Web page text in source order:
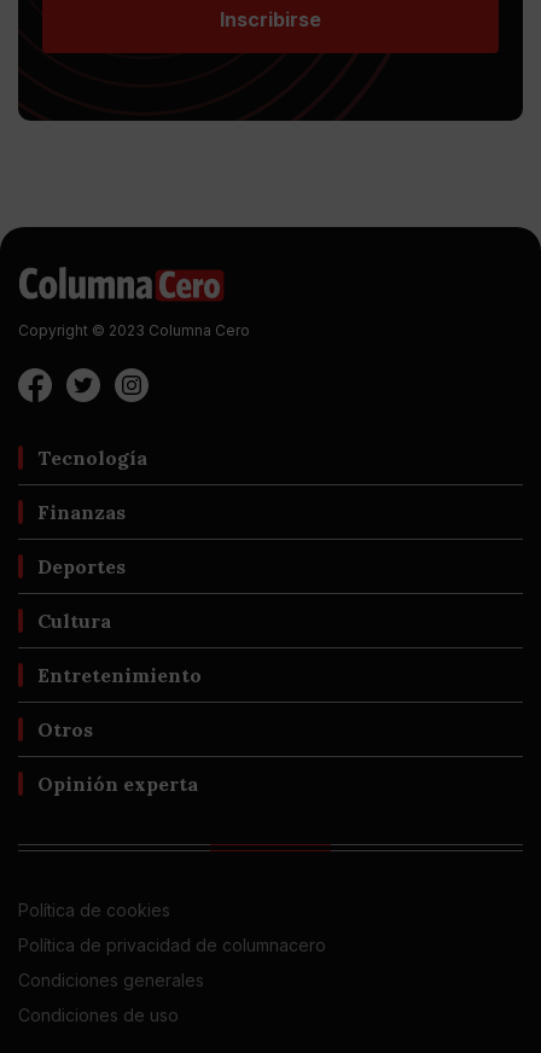
Inscribirse
Copyright © 2023 Columna Cero
Tecnología
Finanzas
Deportes
Cultura
Entretenimiento
Otros
Opinión experta
Política de cookies
Política de privacidad de columnacero
Condiciones generales
Condiciones de uso